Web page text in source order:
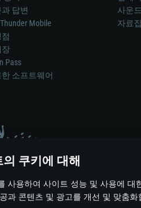
쿠키에 대해
사용하여 사이트 성능 및 사용에 대
과 콘텐츠 및 광고를 개선 및 맞춤화
답변
Mobile
장
Pass
한 소프트웨어
사운
자료집
에서 어떠한 현실의 무기나 차량을
Gaijin Games Kft. All
관